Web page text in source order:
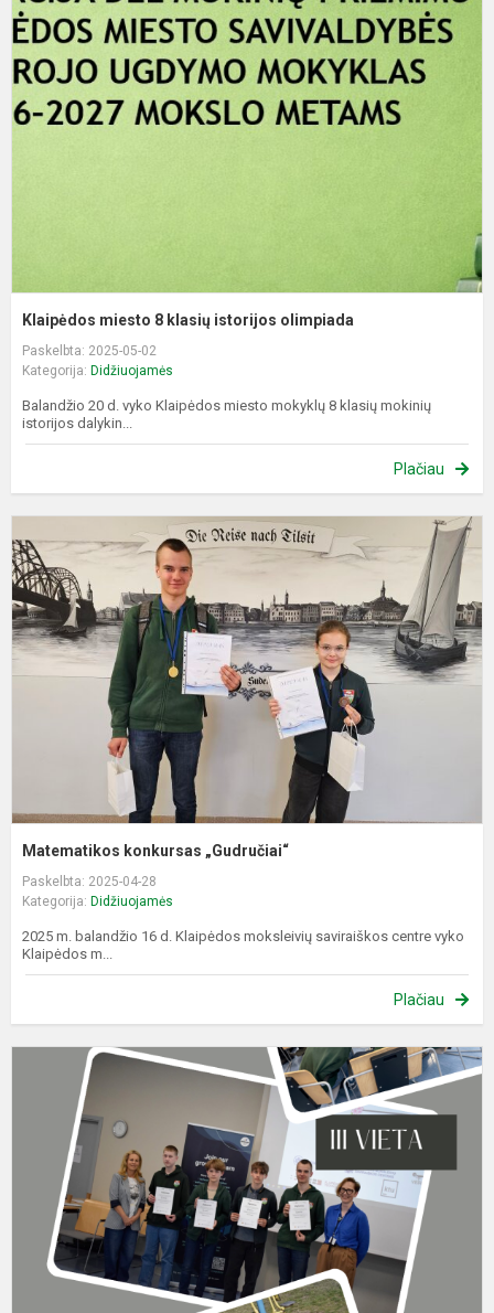
Klaipėdos miesto 8 klasių istorijos olimpiada
Paskelbta: 2025-05-02
Kategorija: Didžiuojamės
Balandžio 20 d. vyko Klaipėdos miesto mokyklų 8 klasių mokinių
istorijos dalykin...
Plačiau
Matematikos konkursas „Gudručiai“
Paskelbta: 2025-04-28
Kategorija: Didžiuojamės
2025 m. balandžio 16 d. Klaipėdos moksleivių saviraiškos centre vyko
Klaipėdos m...
Plačiau